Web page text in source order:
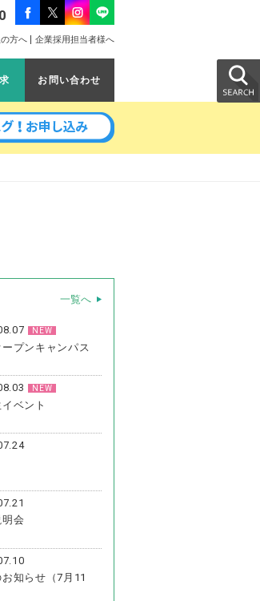
方へ 企業採用担当者様へ
お問い合わせ
一覧へ
NEW
プンキャンパス
NEW
ベント
会
知らせ（7月11